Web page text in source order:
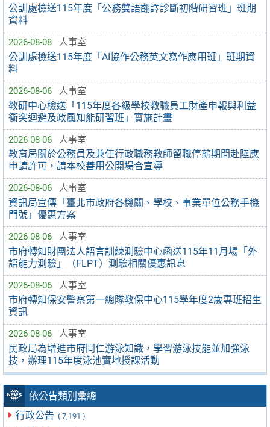
公訓處檢送115年度「公務雙語翻譯診斷初階研習班」班期
資料
2026-08-08 人事室
公訓處檢送115年度「AI協作公務英文寫作應用班」班期資
料
2026-08-06 人事室
教研中心檢送「115年度各級學校教職員工財產申報與利益
衝突迴避及政風知能研習班」實施計畫
2026-08-06 人事室
教育局關於公務員及兼任行政職務教師留職停薪期間赴陸應
申請許可，請本校善用公開場合宣導
2026-08-06 人事室
資訊局宣傳「臺北市政府各機關、學校、事業單位公務手機
門號」優惠方案
2026-08-06 人事室
市府轉知財團法人語言訓練測驗中心函送115年11月場「外
語能力測驗」（FLPT）測驗相關優惠訊息
2026-08-06 人事室
市府轉知保安警察第一總隊教保中心115學年度2歲專班招生
資訊
2026-08-06 人事室
民政局為增進市府同仁游泳知識，學習游泳技能並加強泳
技，辦理115年度泳池實地授課活動
依公告類別彙總
行政公告 ( 7,191 )